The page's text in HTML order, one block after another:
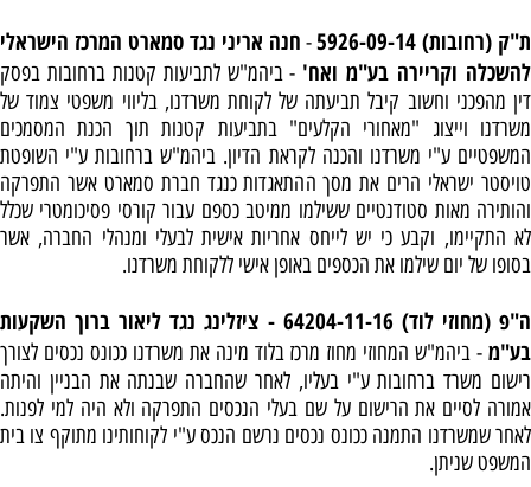
ת"ק (רחובות) 5926-09-14 - חנה אריני נגד סמארט המרכז הישראלי
להשכלה וקריירה בע"מ ואח' - ביהמ"ש לתביעות קטנות ברחובות בפסק
דין מהפכני וחשוב קיבל תביעתה של לקוחת משרדנו, בליווי משפטי צמוד של
משרדנו וייצוג "מאחורי הקלעים" בתביעות קטנות תוך הכנת המסמכים
המשפטיים ע"י משרדנו והכנה לקראת הדיון. ביהמ"ש ברחובות ע"י השופטת
טויסטר ישראלי הרים את מסך ההתאגדות כנגד חברת סמארט אשר התפרקה
והותירה מאות סטודנטיים ששילמו ממיטב כספם עבור קורסי פסיכומטרי שכלל
לא התקיימו, וקבע כי יש לייחס אחריות אישית לבעלי ומנהלי החברה, אשר
בסופו של יום שילמו את הכספים באופן אישי ללקוחת משרדנו.
ה"פ (מחוזי לוד) 64204-11-16 - ציזלינג נגד ליאור ברוך השקעות
בע"מ - ביהמ"ש המחוזי מחוז מרכז בלוד מינה את משרדנו ככונס נכסים לצורך
רישום משרד ברחובות ע"י בעליו, לאחר שהחברה שבנתה את הבניין והיתה
אמורה לסיים את הרישום על שם בעלי הנכסים התפרקה ולא היה למי לפנות.
לאחר שמשרדנו התמנה ככונס נכסים נרשם הנכס ע"י לקוחותינו מתוקף צו בית
המשפט שניתן.